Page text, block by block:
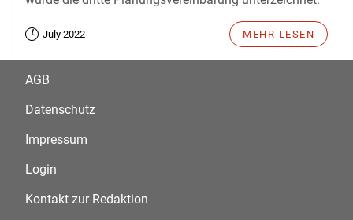
July 2022 MEHR LESEN
AGB
Datenschutz
Impressum
Login
Kontakt zur Redaktion